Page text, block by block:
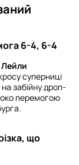
6-4, 6-4
Лейли
суперниці
на забійну дроп-
перемогою
що